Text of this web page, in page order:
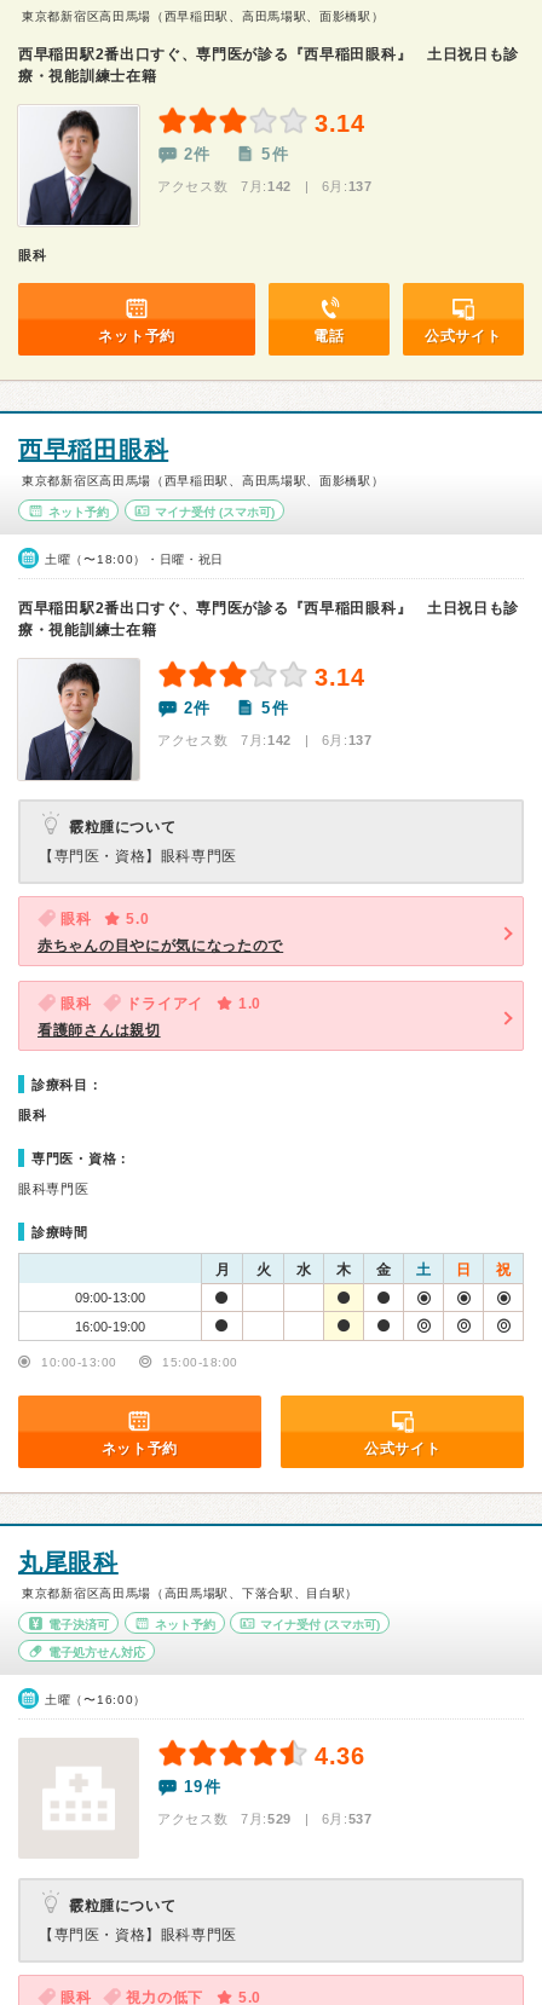
東京都新宿区高田馬場（西早稲田駅、高田馬場駅、面影橋駅）
西早稲田駅2番出口すぐ、専門医が診る『西早稲田眼科』 土日祝日も診
療・視能訓練士在籍
3.14
2件 5件
アクセス数 7月: 142 | 6月: 137
眼科
ネット予約 電話 公式サイト
西早稲田眼科
東京都新宿区高田馬場（西早稲田駅、高田馬場駅、面影橋駅）
ネット予約 マイナ受付(スマホ可)
土曜（〜18:00）・日曜・祝日
西早稲田駅2番出口すぐ、専門医が診る『西早稲田眼科』 土日祝日も診
療・視能訓練士在籍
3.14
2件 5件
アクセス数 7月:142 | 6月:137
霰粒腫について
【専門医・資格】 眼科専門医
眼科
5.0
赤ちゃんの目やにが気になったので
眼科 ドライアイ
1.0
看護師さんは親切
診療科目：
眼科
専門医・資格：
眼科専門医
診療時間
月 火 水 木 金 土 日 祝
09:00-13:00
16:00-19:00
10:00-13:00 15:00-18:00
ネット予約 公式サイト
丸尾眼科
東京都新宿区高田馬場（高田馬場駅、下落合駅、目白駅）
電子決済可 ネット予約 マイナ受付 (スマホ可)
電子処方せん対応
土曜（〜16:00）
4.36
19件
アクセス数 7月:529 | 6月:537
霰粒腫について
【専門医・資格】 眼科専門医
眼科 視力の低下 5.0